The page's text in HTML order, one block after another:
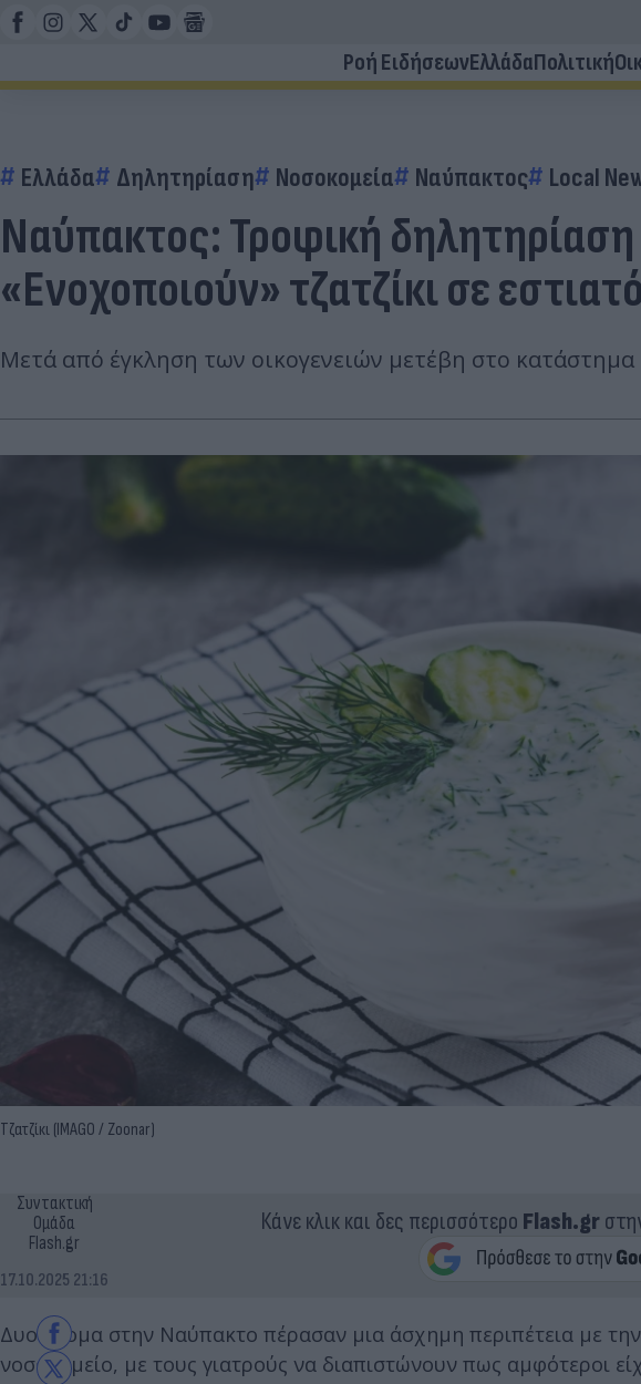
Ροή ΕιδήσεωνΕλλάδαΠολιτική
Ελλάδα Δηλητηρίαση Νοσοκομεία Ναύπακτος Local
Ναύπακτος: Τροφική
«Ενοχοποιούν» τζατζίκι σε
Μετά από έγκληση των οικογενειών μετέβη στο κατάστημα
Τζατζίκι (IMAGO / Zoonar)
Συντακτική
Ομάδα
Flash.gr
17.10.2025 21:16
Κάνε κλικ και δες περισσότερο Flash.gr
Δυο άτομα στην Ναύπακτο πέρασαν μια άσχημη περιπέτεια με
νοσοκομείο, με τους γιατρούς να διαπιστώνουν πως αμφότεροι